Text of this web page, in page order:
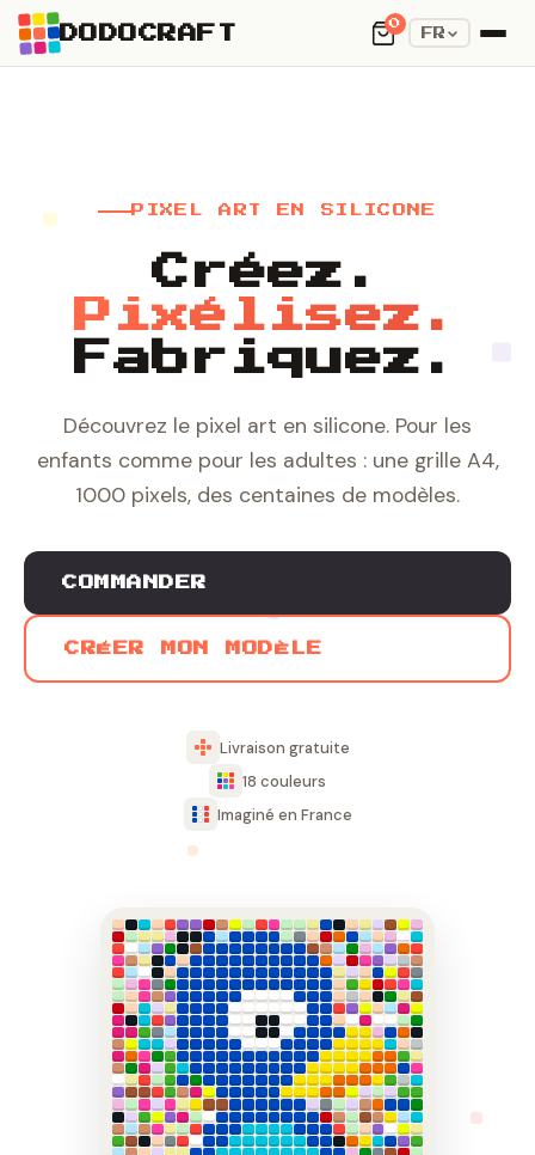
DODOCRAFT
0
FR
PIXEL ART EN SILICONE
Créez.
Pixélisez.
Fabriquez.
Découvrez le pixel art en silicone. Pour les
enfants comme pour les adultes : une grille A4,
1000 pixels, des centaines de modèles.
COMMANDER
CRÉER MON MODÈLE
Livraison gratuite
18 couleurs
Imaginé en France